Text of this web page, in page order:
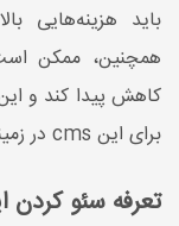
باید هزینه‌هایی
همچنین، ممکن
کاهش پیدا کند و
برای این cms در زمینه سئو وجود ندارد!
تعرفه سئو کردن